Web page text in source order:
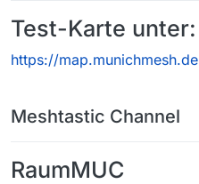
Test-Karte unter:
https://map.munichmesh.de
Meshtastic Channel
RaumMUC